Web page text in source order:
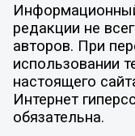
редакции не
авторов. При
использовании
настоящего
Интернет
обязательна.